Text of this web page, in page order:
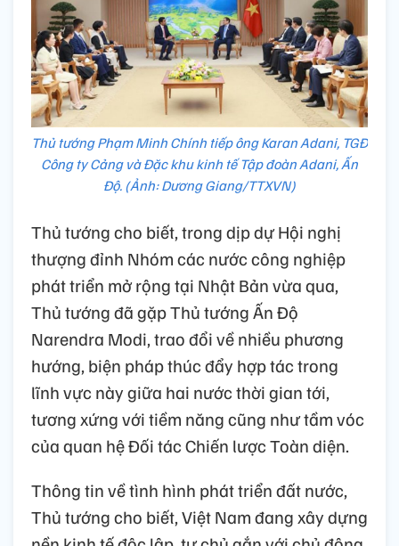
Thủ tướng Phạm Minh Chính tiếp ông Karan Adani, TGĐ
Công ty Cảng và Đặc khu kinh tế Tập đoàn Adani, Ấn
Độ. (Ảnh: Dương Giang/TTXVN)
Thủ tướng cho biết, trong dịp dự Hội nghị
thượng đỉnh Nhóm các nước công nghiệp
phát triển mở rộng tại Nhật Bản vừa qua,
Thủ tướng đã gặp Thủ tướng Ấn Độ
Narendra Modi, trao đổi về nhiều phương
hướng, biện pháp thúc đẩy hợp tác trong
lĩnh vực này giữa hai nước thời gian tới,
tương xứng với tiềm năng cũng như tầm vóc
của quan hệ Đối tác Chiến lược Toàn diện.
Thông tin về tình hình phát triển đất nước,
Thủ tướng cho biết, Việt Nam đang xây dựng